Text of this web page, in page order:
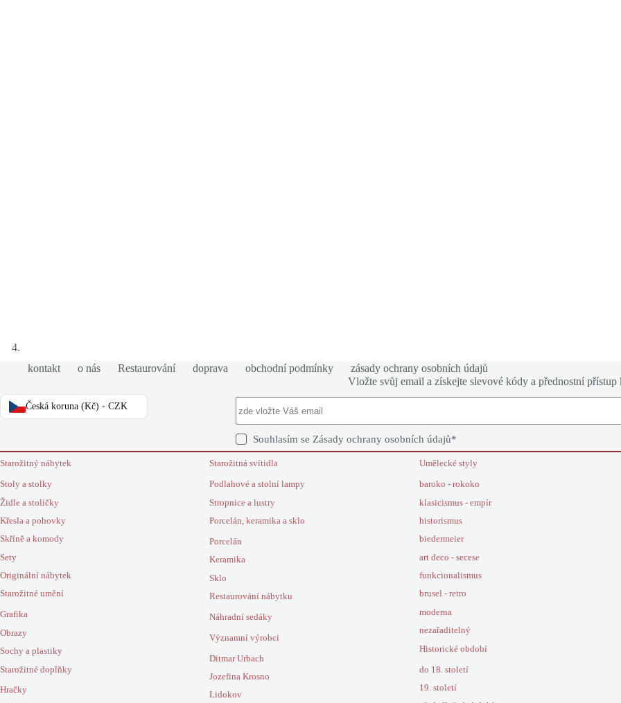
kontakt o nás Restaurování doprava obchodní podmínky zásady ochrany osobních údajů
Česká koruna (Kč) - CZK
Vložte svůj email a získejte slevové kódy a přednostní přístup
Souhlasím seZásady ochrany osobních údajů*
Starožitný nábytek
Stoly a stolky
Židle a stoličky
Křesla a pohovky
Skříně a komody
Sety
Originální nábytek
Starožitné umění
Grafika
Obrazy
Sochy a plastiky
Starožitné doplňky
Hračky
Starožitná svítidla
Podlahové a stolní lampy
Stropnice a lustry
Porcelán, keramika a sklo
Porcelán
Keramika
Sklo
Restaurování nábytku
Náhradní sedáky
Významní výrobci
Ditmar Urbach
Jozefina Krosno
Lidokov
Umělecké styly
baroko - rokoko
klasicismus - empír
historismus
biedermeier
art deco - secese
funkcionalismus
brusel - retro
moderna
nezařaditelný
Historické období
do 18. století
19. století